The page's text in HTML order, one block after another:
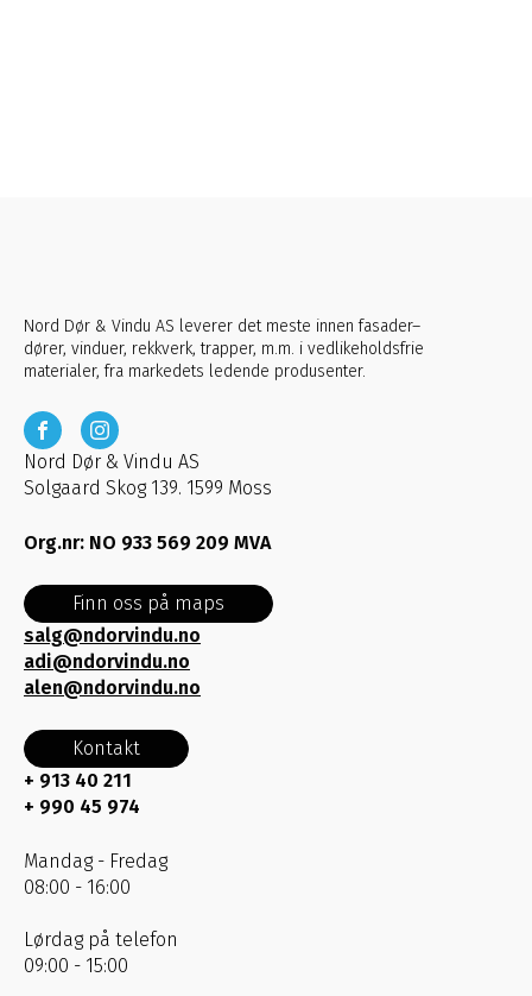
Nord Dør & Vindu AS leverer det meste innen fasader–
dører, vinduer, rekkverk, trapper, m.m. i vedlikeholdsfrie
materialer, fra markedets ledende produsenter.
Nord Dør & Vindu AS
Solgaard Skog 139. 1599 Moss
Org.nr: NO 933 569 209 MVA
Finn oss på maps
salg@ndorvindu.no
adi@ndorvindu.no
alen@ndorvindu.no
Kontakt
+ 913 40 211
+ 990 45 974
Mandag - Fredag
08:00 - 16:00
Lørdag på telefon
09:00 - 15:00